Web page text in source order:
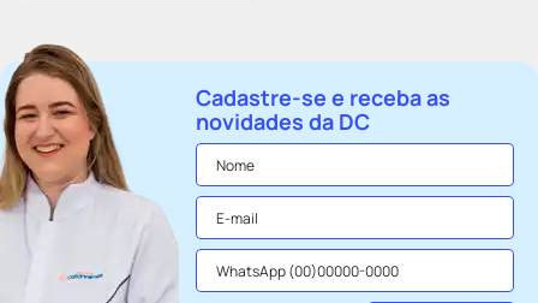
Cadastre-se e receba as
novidades da DC